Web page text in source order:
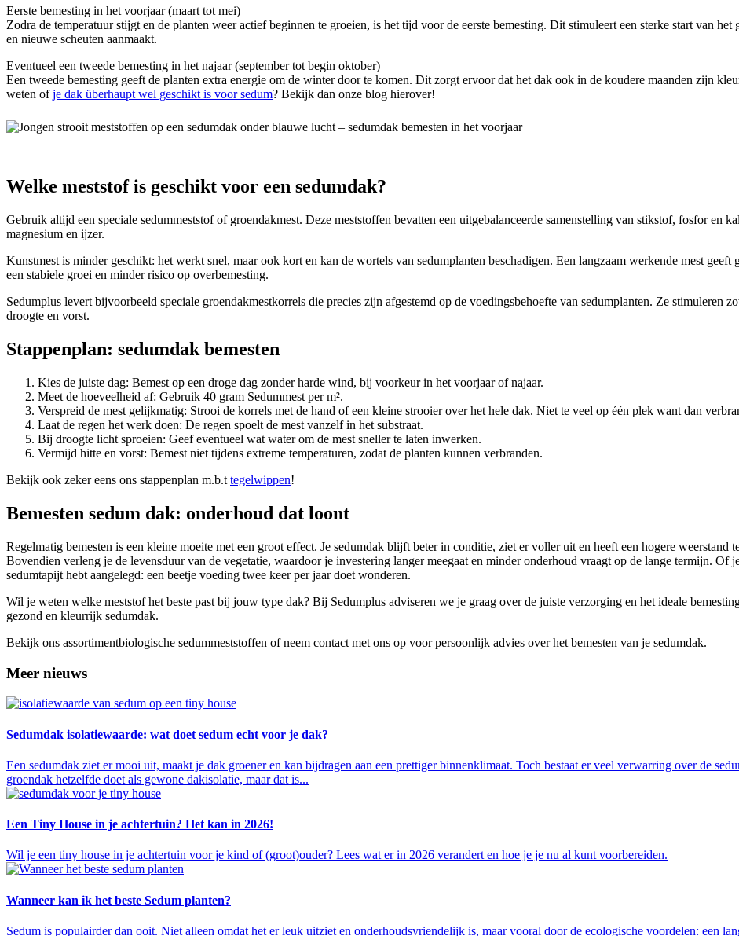
Eerste bemesting in het voorjaar (maart tot mei)
Zodra de temperatuur stijgt en de planten weer actief beginnen te groeien, is het tijd voor de eerste bemesting. Dit stimuleert een sterke start van
en nieuwe scheuten aanmaakt.
Eventueel een tweede bemesting in het najaar (september tot begin oktober)
Een tweede bemesting geeft de planten extra energie om de winter door te komen. Dit zorgt ervoor dat het dak ook in de koudere maanden zijn
weten ofje dak überhaupt wel geschikt is voor sedum? Bekijk dan onze blog hierover!
Welke meststof is geschikt voor een sedumdak?
Gebruik altijd een speciale sedummeststof of groendakmest. Deze meststoffen bevatten een uitgebalanceerde samenstelling van stikstof, fosfor en
magnesium en ijzer.
Kunstmest is minder geschikt: het werkt snel, maar ook kort en kan de wortels van sedumplanten beschadigen. Een langzaam werkende mest
een stabiele groei en minder risico op overbemesting.
Sedumplus levert bijvoorbeeld speciale groendakmestkorrels die precies zijn afgestemd op de voedingsbehoefte van sedumplanten. Ze stimuleren
droogte en vorst.
Stappenplan: sedumdak bemesten
Kies de juiste dag: Bemest op een droge dag zonder harde wind, bij voorkeur in het voorjaar of najaar.
Meet de hoeveelheid af: Gebruik 40 gram Sedummest per m².
Verspreid de mest gelijkmatig: Strooi de korrels met de hand of een kleine strooier over het hele dak. Niet te veel op één plek want dan
Laat de regen het werk doen: De regen spoelt de mest vanzelf in het substraat.
Bij droogte licht sproeien: Geef eventueel wat water om de mest sneller te laten inwerken.
Vermijd hitte en vorst: Bemest niet tijdens extreme temperaturen, zodat de planten kunnen verbranden.
Bekijk ook zeker eens ons stappenplan m.b.t tegelwippen!
Bemesten sedum dak: onderhoud dat loont
Regelmatig bemesten is een kleine moeite met een groot effect. Je sedumdak blijft beter in conditie, ziet er voller uit en heeft een hogere weerstand
Bovendien verleng je de levensduur van de vegetatie, waardoor je investering langer meegaat en minder onderhoud vraagt op de lange termijn. Of
sedumtapijt hebt aangelegd: een beetje voeding twee keer per jaar doet wonderen.
Wil je weten welke meststof het beste past bij jouw type dak? Bij Sedumplus adviseren we je graag over de juiste verzorging en het ideale
gezond en kleurrijk sedumdak.
Bekijk ons assortimentbiologische sedummeststoffen of neem contact met ons op voor persoonlijk advies over het bemesten van je sedumdak.
Meer nieuws
Sedumdak isolatiewaarde: wat doet sedum echt voor je dak?
Een sedumdak ziet er mooi uit, maakt je dak groener en kan bijdragen aan een prettiger binnenklimaat. Toch bestaat er veel verwarring over de
groendak hetzelfde doet als gewone dakisolatie, maar dat is...
Een Tiny House in je achtertuin? Het kan in 2026!
Wil je een tiny house in je achtertuin voor je kind of (groot)ouder? Lees wat er in 2026 verandert en hoe je je nu al kunt voorbereiden.
Wanneer kan ik het beste Sedum planten?
Sedum is populairder dan ooit. Niet alleen omdat het er leuk uitziet en onderhoudsvriendelijk is, maar vooral door de ecologische voordelen: een